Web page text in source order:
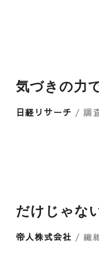
気づきの力
日経リサーチ / 調
だけじゃな
帝人株式会社 / 繊